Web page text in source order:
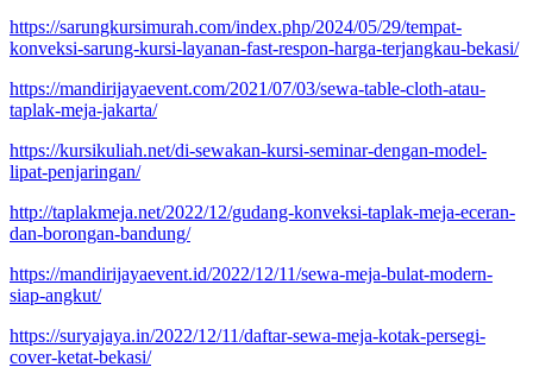
https://sarungkursimurah.com/index.php/2024/05/29/tempat-
konveksi-sarung-kursi-layanan-fast-respon-harga-terjangkau-bekasi/
https://mandirijayaevent.com/2021/07/03/sewa-table-cloth-atau-
taplak-meja-jakarta/
https://kursikuliah.net/di-sewakan-kursi-seminar-dengan-model-
lipat-penjaringan/
http://taplakmeja.net/2022/12/gudang-konveksi-taplak-meja-eceran-
dan-borongan-bandung/
https://mandirijayaevent.id/2022/12/11/sewa-meja-bulat-modern-
siap-angkut/
https://suryajaya.in/2022/12/11/daftar-sewa-meja-kotak-persegi-
cover-ketat-bekasi/